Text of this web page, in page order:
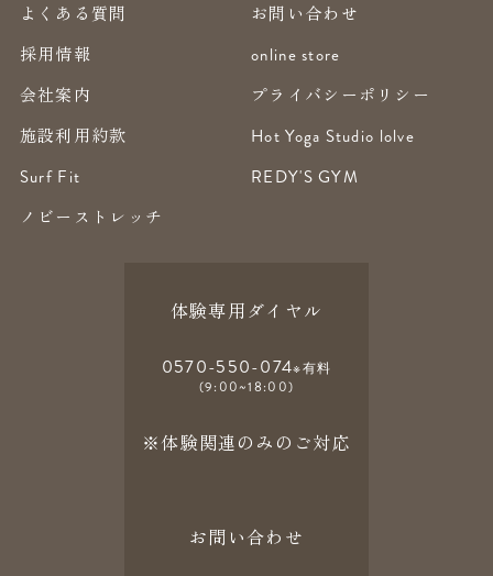
よくある質問
お問い合わせ
採用情報
online store
会社案内
プライバシーポリシー
施設利用約款
Hot Yoga Studio lolve
Surf Fit
REDY'S GYM
ノビーストレッチ
体験専用ダイヤル
0570-550-074※有料
(9:00~18:00)
※体験関連のみのご対応
お問い合わせ